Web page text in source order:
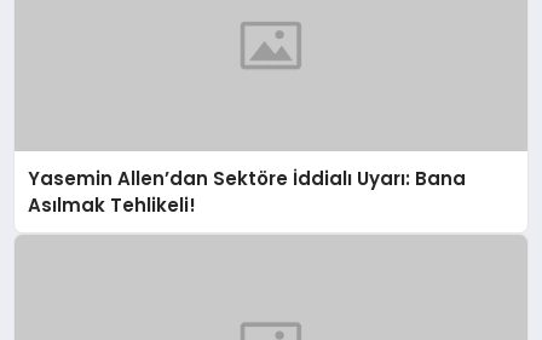
Yasemin Allen’dan Sektöre İddialı Uyarı: Bana
Asılmak Tehlikeli!